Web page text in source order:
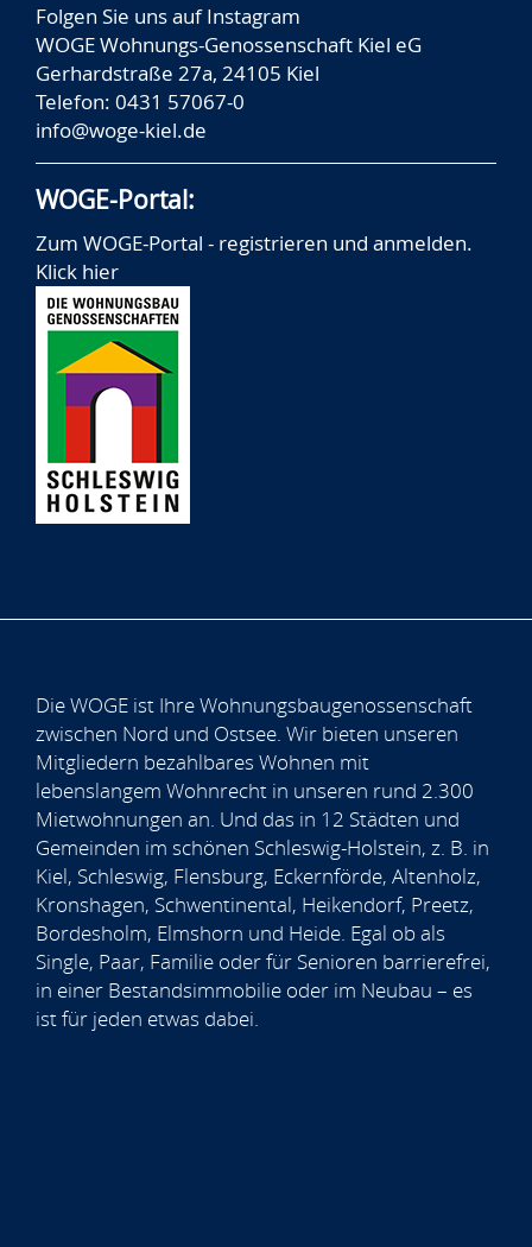
Folgen Sie uns aufInstagram
WOGE Wohnungs-Genossenschaft Kiel eG
Gerhardstraße 27a, 24105 Kiel
Telefon: 0431 57067-0
info@woge-kiel.de
WOGE-Portal:
Zum WOGE-Portal - registrieren und anmelden.
Klick hier
Die WOGE ist Ihre Wohnungsbaugenossenschaft
zwischen Nord und Ostsee. Wir bieten unseren
Mitgliedern bezahlbares Wohnen mit
lebenslangem Wohnrecht in unseren rund 2.300
Mietwohnungen an. Und das in 12 Städten und
Gemeinden im schönen Schleswig-Holstein, z. B. in
Kiel, Schleswig, Flensburg, Eckernförde, Altenholz,
Kronshagen, Schwentinental, Heikendorf, Preetz,
Bordesholm, Elmshorn und Heide. Egal ob als
Single, Paar, Familie oder für Senioren barrierefrei,
in einer Bestandsimmobilie oder im Neubau – es
ist für jeden etwas dabei.